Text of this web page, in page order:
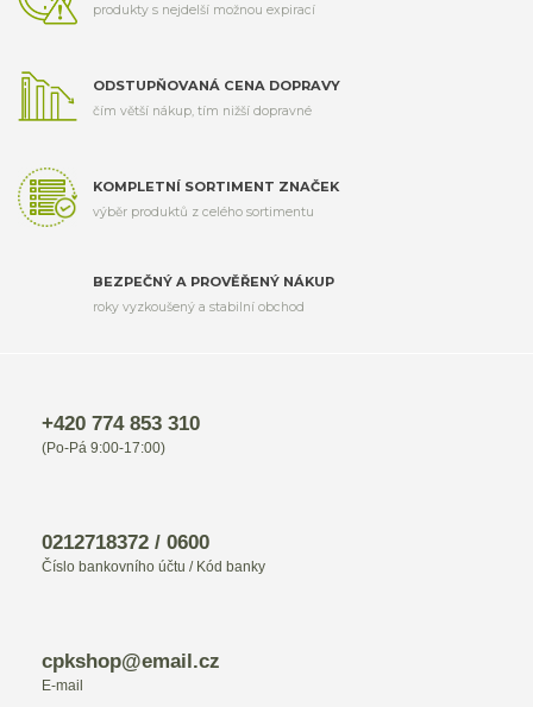
produkty s nejdelší možnou expirací
ODSTUPŇOVANÁ CENA DOPRAVY
čím větší nákup, tím nižší dopravné
KOMPLETNÍ SORTIMENT ZNAČEK
výběr produktů z celého sortimentu
BEZPEČNÝ A PROVĚŘENÝ NÁKUP
roky vyzkoušený a stabilní obchod
+420 774 853 310
(Po-Pá 9:00-17:00)
0212718372 / 0600
Číslo bankovního účtu / Kód banky
cpkshop@email.cz
E-mail